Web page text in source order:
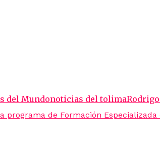
del Mundonoticias del tolima
programa de Formación